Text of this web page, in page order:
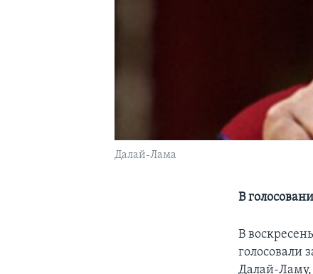
Далай-Лама
В
В
голосовали
Далай-Ламу,